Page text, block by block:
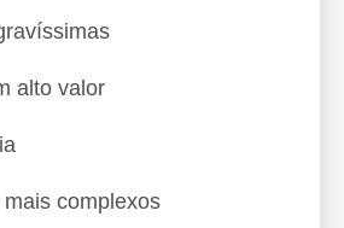
alto valor
complexos